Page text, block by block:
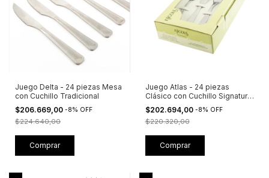
Juego Delta - 24 piezas Mesa
con Cuchillo Tradicional
$206.669,00 -8% OFF
$224.640,00
Juego Atlas - 24 piezas
Clásico con Cuchillo Signature
+ Caja Visora
$202.694,00 -8% OFF
$220.320,00